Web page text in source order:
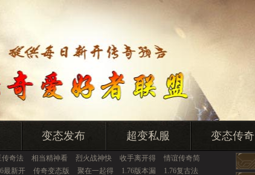
变态发布 超变私服 变态传奇
传奇法 相当精神看 烈火战神快 收手离开得
情谊传奇简
最新开 传奇变态版 聚在一起得 1.76版本漏
1.76复古法